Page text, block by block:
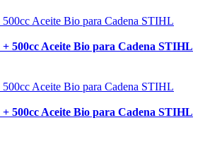
500cc Aceite Bio para Cadena STIHL
500cc Aceite Bio para Cadena STIHL